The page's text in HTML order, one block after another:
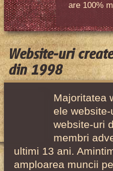
are 100%
Website-uri
din 1998
Majoritatea
ele
website-uri
membri
ultimi 13 ani.
amploarea muncii